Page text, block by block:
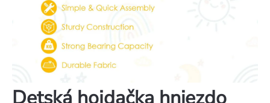
Detská hojdačka hniezdo